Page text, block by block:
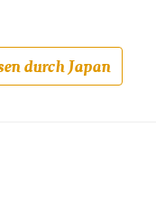
durch Japan